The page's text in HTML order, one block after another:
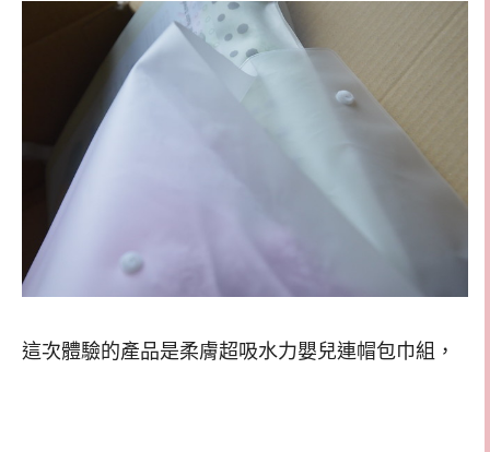
這次體驗的產品是柔膚超吸水力嬰兒連帽包巾組，